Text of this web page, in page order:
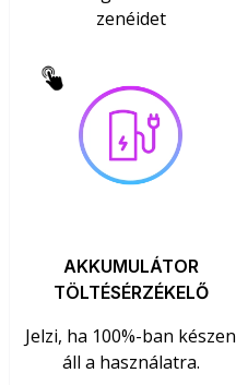
zenéidet
AKKUMULÁTOR
TÖLTÉSÉRZÉKELŐ
Jelzi, ha 100%-ban készen
áll a használatra.